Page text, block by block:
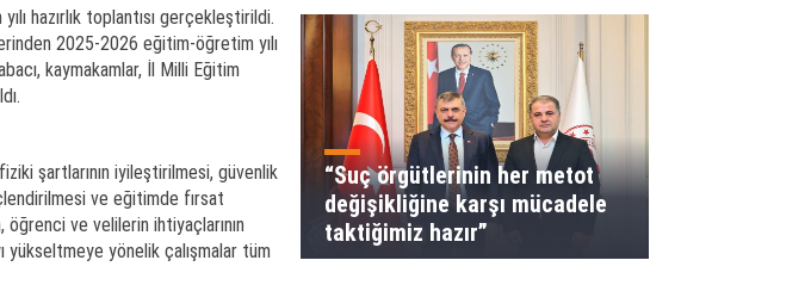
hazırlık toplantısı gerçekleştirildi.
2025-2026 eğitim-öğretim yılı
kaymakamlar, İl Milli Eğitim
şartlarının iyileştirilmesi, güvenlik
ve eğitimde fırsat
ve velilerin ihtiyaçlarının
yükseltmeye yönelik çalışmalar tüm
“Suç örgütlerinin her metot
değişikliğine karşı mücadele
taktiğimiz hazır”